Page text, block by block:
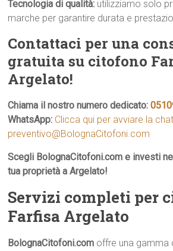
Tecnologia di qualità: utilizziamo solo
marche per garantire durata e
Contattaci per una
gratuita su citofono
Argelato!
Chiama il nostro numero dedicato:
WhatsApp: Clicca qui per avviare la chat
preventivo@BolognaCitofoni.com
Scegli BolognaCitofoni.com e investi
tua proprietà a Argelato!
Servizi completi per
Farfisa Argelato
BolognaCitofoni.com offre una gamma